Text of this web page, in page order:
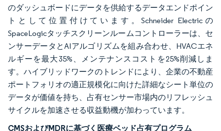
のダッシュボードにデータを供給するデータエンドポイン
トとして位置付けています。Schneider Electricの
SpaceLogicタッチスクリーンルームコントローラーは、セ
ンサーデータとAIアルゴリズムを組み合わせ、HVACエネ
ルギーを最大35%、メンテナンスコストを25%削減しま
す。ハイブリッドワークのトレンドにより、企業の不動産
ポートフォリオの適正規模化に向けた詳細なシート単位の
データが価値を持ち、占有センサー市場内のリフレッシュ
サイクルを加速させる収益動機が加わっています。
CMSおよびMDRに基づく医療ベッド占有プログラム